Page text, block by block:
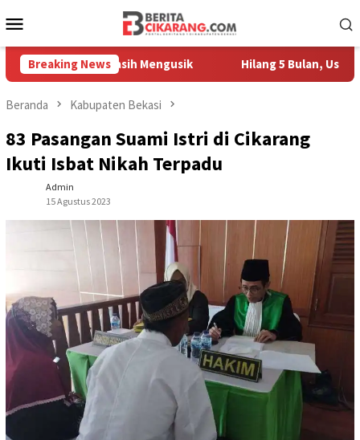
ke
Mobile
Breaking News
Masih Mengusik Hilang 5 Bulan, Ustadz Ujang
Beranda Kabupaten Bekasi
83 Pasangan Suami Istri di Cikarang
Ikuti Isbat Nikah Terpadu
Admin
15 Agustus 2023